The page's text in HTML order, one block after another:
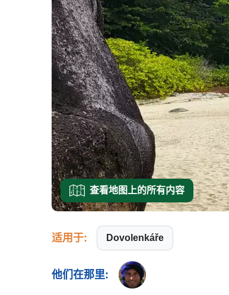
查看地图上的所有内容
适用于: Dovolenkáře
他们在那里: